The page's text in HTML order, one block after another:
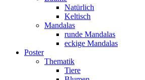
Natürlich
Keltisch
Mandalas
runde Mandalas
eckige Mandalas
Poster
Thematik
Tiere